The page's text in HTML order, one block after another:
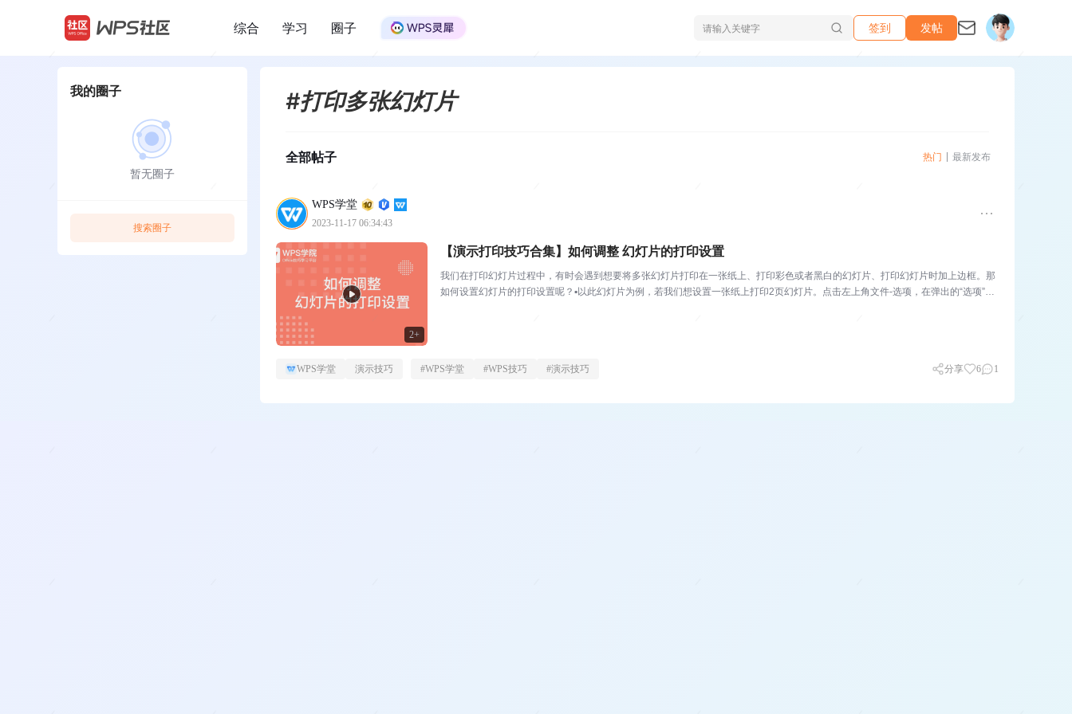
/
综合 学习 圈子 签到 发帖
我的圈子
暂无圈子
搜索圈子
#打印多张幻灯片
全部帖子 热门 最新发布
WPS学堂
2023-11-17 06:34:43
2+
【演示打印技巧合集】如何调整 幻灯片的打印设置
我们在打印幻灯片过程中，有时会遇到想要将多张幻灯片打印在一张纸上、打印彩色或者黑白的幻灯片、打印幻灯片时加上边框。那
如何设置幻灯片的打印设置呢？▪以此幻灯片为例，若我们想设置一张纸上打印2页幻灯片。点击左上角文件-选项，在弹出的“选项”对
WPS学堂 演示技巧 #WPS学堂 #WPS技巧 #演示技巧 分享 6 1